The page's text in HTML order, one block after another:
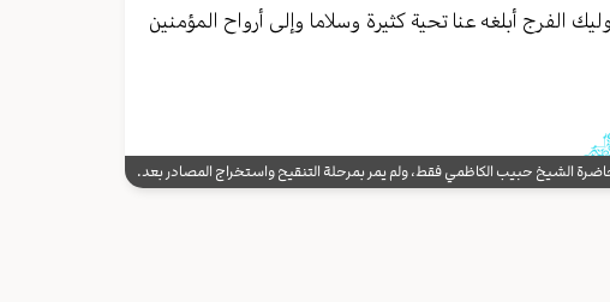
الفرج أبلغه عنا تحیة کثیرة وسلاما وإلی أرواح المؤمنين
الشيخ حبيب الكاظمي فقط، ولم يمر بمرحلة التنقيح واستخراج المصادر بعد.